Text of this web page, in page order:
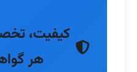
کیفیت،
هر